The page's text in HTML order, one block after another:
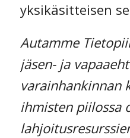
yksikäsitteisen
Autamme
jäsen- ja
varainhankinnan
ihmisten piilossa